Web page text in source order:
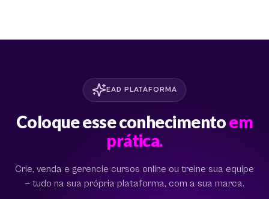
EAD PLATAFORMA
Coloque esse conhecimentoem
prática.
Crie, venda e gerencie cursos online ou treine sua equipe
— tudo na sua própria plataforma, com a sua marca.